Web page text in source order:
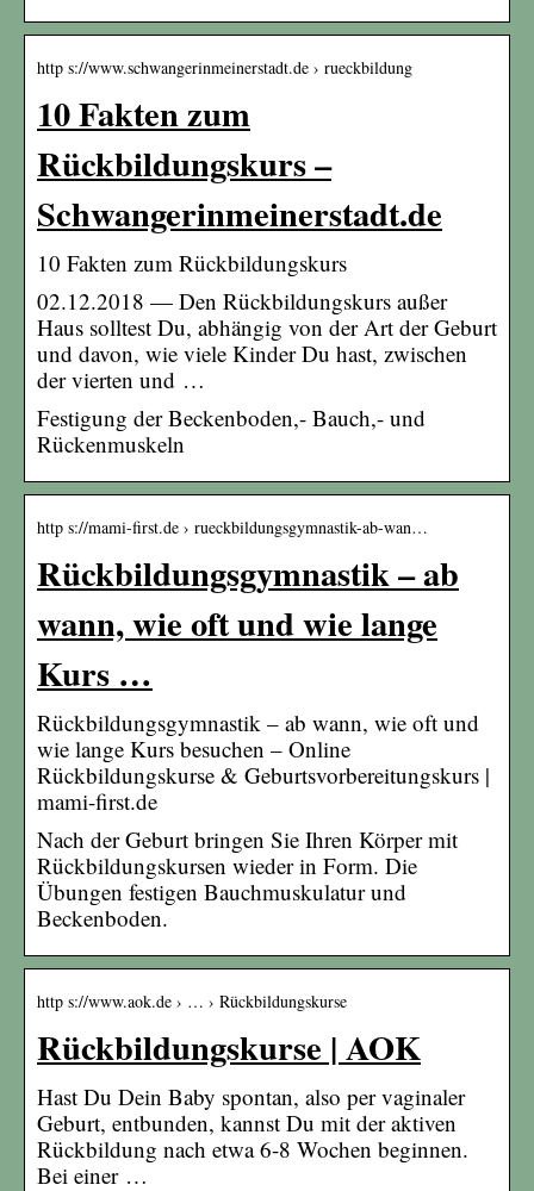
http s://www.schwangerinmeinerstadt.de › rueckbildung
10 Fakten zum
Rückbildungskurs –
Schwangerinmeinerstadt.de
10 Fakten zum Rückbildungskurs
02.12.2018 — Den Rückbildungskurs außer
Haus solltest Du, abhängig von der Art der Geburt
und davon, wie viele Kinder Du hast, zwischen
der vierten und …
Festigung der Beckenboden,- Bauch,- und
Rückenmuskeln
http s://mami-first.de › rueckbildungsgymnastik-ab-wan…
Rückbildungsgymnastik – ab
wann, wie oft und wie lange
Kurs …
Rückbildungsgymnastik – ab wann, wie oft und
wie lange Kurs besuchen – Online
Rückbildungskurse & Geburtsvorbereitungskurs |
mami-first.de
Nach der Geburt bringen Sie Ihren Körper mit
Rückbildungskursen wieder in Form. Die
Übungen festigen Bauchmuskulatur und
Beckenboden.
http s://www.aok.de › … › Rückbildungskurse
Rückbildungskurse | AOK
Hast Du Dein Baby spontan, also per vaginaler
Geburt, entbunden, kannst Du mit der aktiven
Rückbildung nach etwa 6-8 Wochen beginnen.
Bei einer …